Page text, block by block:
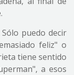
puedo decir
feliz" o
tiene sentido
a esos